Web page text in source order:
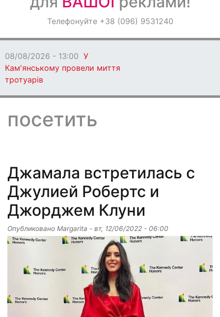
ОголошенняТелефонуйте +38 (096) 9531240
08/08/2026 - 13:00 У
Кам'янському провели миття
тротуарів
посетить
Джамала встретилась с
Джулией Робертс и
Джорджем Клуни
Опубликовано Margarita - вт, 12/06/2022 - 06:00